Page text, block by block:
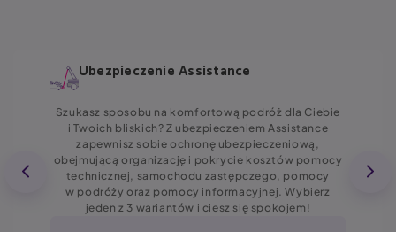
Ubezpieczenie Assistance
Szukasz sposobu na komfortową podróż dla Ciebie
i Twoich bliskich? Z ubezpieczeniem Assistance
zapewnisz sobie ochronę ubezpieczeniową,
obejmującą organizację i pokrycie kosztów pomocy
technicznej, samochodu zastępczego, pomocy
w podróży oraz pomocy informacyjnej. Wybierz
jeden z 3 wariantów i ciesz się spokojem!